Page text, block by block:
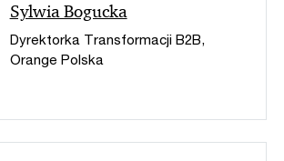
Sylwia Bogucka
Dyrektorka Transformacji B2B,
Orange Polska